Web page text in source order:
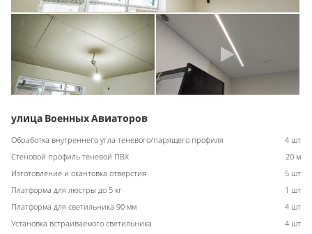
улица Военных Авиаторов
Обработка внутреннего угла теневого/парящего профиля
4 шт
Стеновой профиль теневой ПВХ
20 м
Изготовление и окантовка отверстия
5 шт
Платформа для люстры до 5 кг
1 шт
Платформа для светильника 90 мм
4 шт
Установка встраиваемого светильника
4 шт